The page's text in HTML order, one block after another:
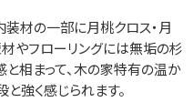
装材の一部に月桃クロス・月
やフローリングには無垢の杉
相まって、木の家特有の温か
強く感じられます。